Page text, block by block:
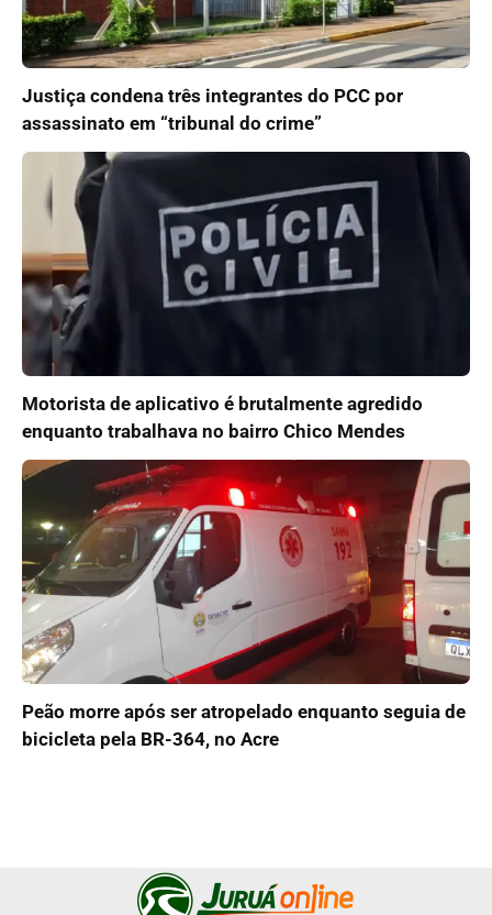
Justiça condena três integrantes do PCC por
assassinato em “tribunal do crime”
Motorista de aplicativo é brutalmente agredido
enquanto trabalhava no bairro Chico Mendes
Peão morre após ser atropelado enquanto seguia de
bicicleta pela BR-364, no Acre